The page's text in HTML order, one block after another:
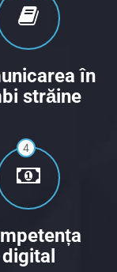
în
străine
4
digital